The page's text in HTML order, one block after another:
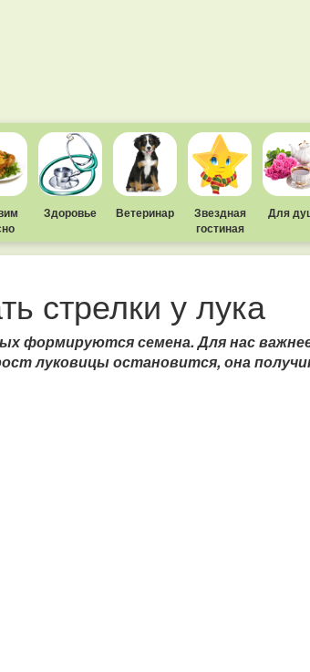
Здоровье Ветеринар
Звездная
гостиная
Для
стрелки у лука
формируются семена. Для нас
луковицы остановится, она